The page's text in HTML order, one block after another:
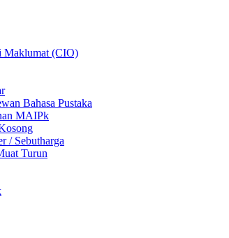
Maklumat (CIO)
Bahasa Pustaka
MAIPk
/ Sebutharga
Turun